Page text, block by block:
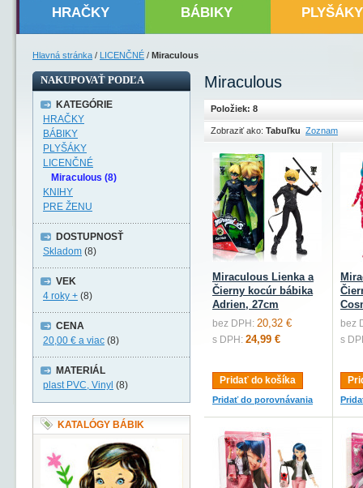
HRAČKY BÁBIKY PLYŠÁKY
Hlavná stránka / LICENČNÉ / Miraculous
Miraculous
Položiek: 8
Zobraziť ako: Tabuľku Zoznam
Miraculous Lienka a
Čierny kocúr bábika
Adrien, 27cm
bez DPH: 20,32 €
s DPH: 24,99 €
Pridať do košíka
Pridať do porovnávania
bez
s
NAKUPOVAŤ PODĽA
KATEGÓRIE
HRAČKY
BÁBIKY
PLYŠÁKY
LICENČNÉ
Miraculous (8)
KNIHY
PRE ŽENU
DOSTUPNOSŤ
Skladom (8)
VEK
4 roky + (8)
CENA
20,00 € a viac (8)
MATERIÁL
plast PVC, Vinyl (8)
KATALÓGY BÁBIK